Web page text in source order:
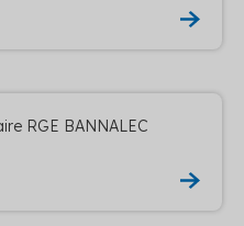
RGE BANNALEC